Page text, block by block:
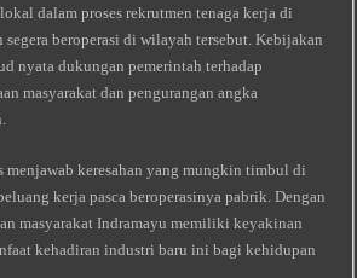
dalam proses rekrutmen tenaga kerja di
segera beroperasi di wilayah tersebut. Kebijakan
nyata dukungan pemerintah terhadap
masyarakat dan pengurangan angka
menjawab keresahan yang mungkin timbul di
kerja pasca beroperasinya pabrik. Dengan
masyarakat Indramayu memiliki keyakinan
kehadiran industri baru ini bagi kehidupan